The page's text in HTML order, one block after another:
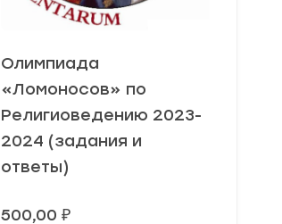
Олимпиада
«Ломоносов» по
Религиоведению 2023-
2024 (задания и
ответы)
500,00 ₽